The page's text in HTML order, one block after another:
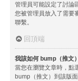
管理員可能設定了討論
您被管理員放入了需要
聯繫。
回頂端
我該如何 bump（推文
當您在瀏覽文章時，點
bump（推文）到該版